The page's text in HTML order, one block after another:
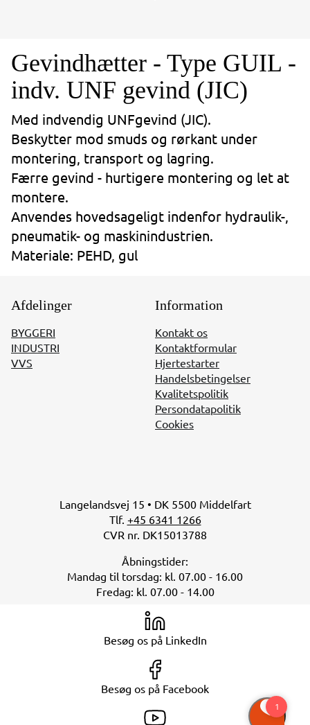
Gevindhætter - Type GUIL -
indv. UNF gevind (JIC)
Med indvendig UNFgevind (JIC).
Beskytter mod smuds og rørkant under
montering, transport og lagring.
Færre gevind - hurtigere montering og let at
montere.
Anvendes hovedsageligt indenfor hydraulik-,
pneumatik- og maskinindustrien.
Materiale: PEHD, gul
Afdelinger
BYGGERI
INDUSTRI
VVS
Information
Kontakt os
Kontaktformular
Hjertestarter
Handelsbetingelser
Kvalitetspolitik
Persondatapolitik
Cookies
Langelandsvej 15 • DK 5500 Middelfart
Tlf. +45 6341 1266
CVR nr. DK15013788
Åbningstider:
Mandag til torsdag: kl. 07.00 - 16.00
Fredag: kl. 07.00 - 14.00
Besøg os på LinkedIn
Besøg os på Facebook